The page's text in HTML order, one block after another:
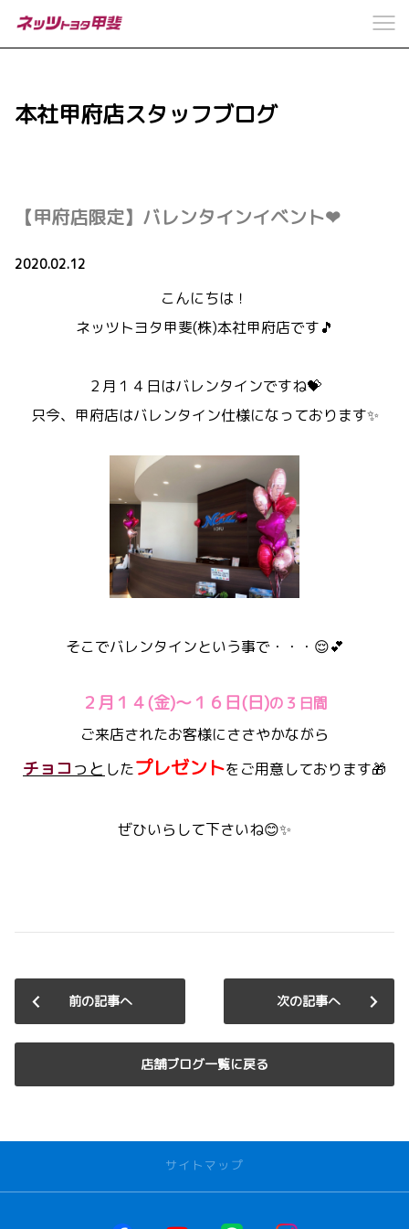
本社甲府店スタッフブログ
【甲府店限定】バレンタインイベント❤
2020.02.12
こんにちは！
ネッツトヨタ甲斐(株)本社甲府店です🎵
２月１４日はバレンタインですね💝
只今、甲府店はバレンタイン仕様になっております✨
そこでバレンタインという事で・・・😌💕
２月１４(金)～１６日(日)の３日間
ご来店されたお客様にささやかながら
チョコ っと したプレゼントをご用意しております🎁
ぜひいらして下さいね😊✨
前の記事へ
店舗ブログ一覧に戻る
次の記事へ
サイトマップ